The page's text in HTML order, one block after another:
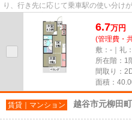
り、行き先に応じて乗車駅の使い分け
スできる、立地の良さも魅力の物...
6.7万円
(管理費・
敷：-｜礼
所在階：1
間取り：
面積：
賃貸｜マンション 越谷市元柳田